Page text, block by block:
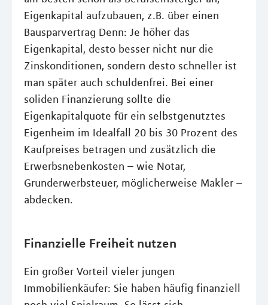
Eigenkapital aufzubauen, z.B. über einen
Bausparvertrag Denn: Je höher das
Eigenkapital, desto besser nicht nur die
Zinskonditionen, sondern desto schneller ist
man später auch schuldenfrei. Bei einer
soliden Finanzierung sollte die
Eigenkapitalquote für ein selbstgenutztes
Eigenheim im Idealfall 20 bis 30 Prozent des
Kaufpreises betragen und zusätzlich die
Erwerbsnebenkosten – wie Notar,
Grunderwerbsteuer, möglicherweise Makler –
abdecken.
Finanzielle Freiheit nutzen
Ein großer Vorteil vieler jungen
Immobilienkäufer: Sie haben häufig finanziell